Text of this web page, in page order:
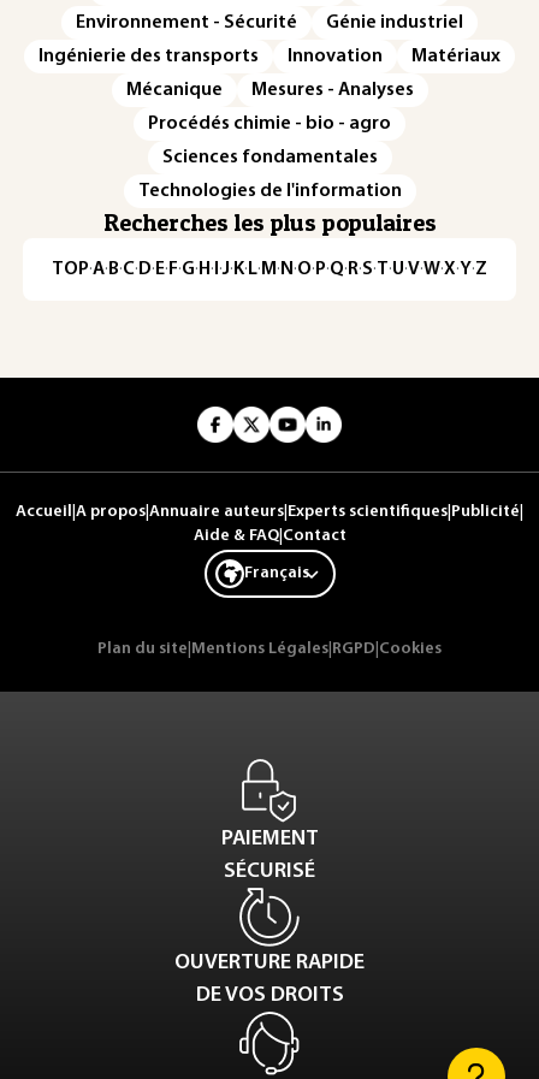
Environnement - Sécurité
Génie industriel
Ingénierie des transports
Innovation
Matériaux
Mécanique
Mesures - Analyses
Procédés chimie - bio - agro
Sciences fondamentales
Technologies de l'information
Recherches les plus populaires
TOP·A·B·C· D· E· F·G· H · ·J· K· L· M · N ·O· P·Q· R·S·T·U·V·W·X·Y·Z
Accueil A propos Annuaire auteurs Experts scientifiques Publicité
Aide & FAQ| Contact
Français
Plan du site Mentions Légales RGPD Cookies
PAIEMENT
SÉCURISÉ
OUVERTURE RAPIDE
DE VOS DROITS